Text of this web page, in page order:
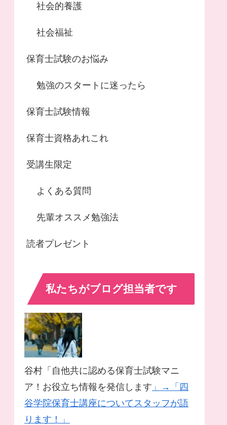
社会的養護
社会福祉
保育士試験のお悩み
勉強のスタートに迷ったら
保育士試験情報
保育士資格あれこれ
受講生限定
よくある質問
先輩オススメ勉強法
読者プレゼント
私たちがブログ担当者です
谷村「自他共に認める保育士試験マニ
ア！お役立ち情報を発信します 」→「四
谷学院保育士講座についてスタッフが語
ります！」